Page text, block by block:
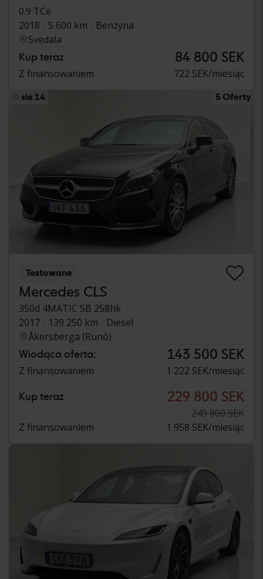
0.9 TCe
2018
5 600 km
Benzyna
Svedala
Kup teraz 84 800 SEK
Z finansowaniem 722 SEK/miesiąc
sie 14 5 Oferty
Testowane
Mercedes CLS
350d 4MATIC SB 258hk
2017
139 250 km
Diesel
Åkersberga (Runö)
Wiodąca oferta: 143 500 SEK
Z finansowaniem 1 222 SEK/miesiąc
Kup teraz 229 800 SEK
249 800 SEK
Z finansowaniem
1 958 SEK/miesiąc